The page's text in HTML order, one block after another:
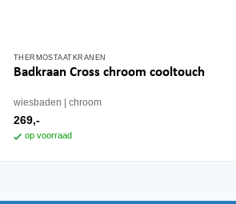
THERMOSTAATKRANEN
Badkraan Cross chroom cooltouch
wiesbaden chroom
269,-
op voorraad